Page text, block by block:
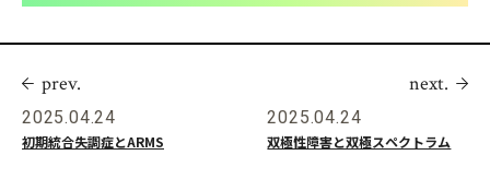
prev.
2025.04.24
初期統合失調症とARMS
next.
2025.04.24
双極性障害と双極スペクトラム